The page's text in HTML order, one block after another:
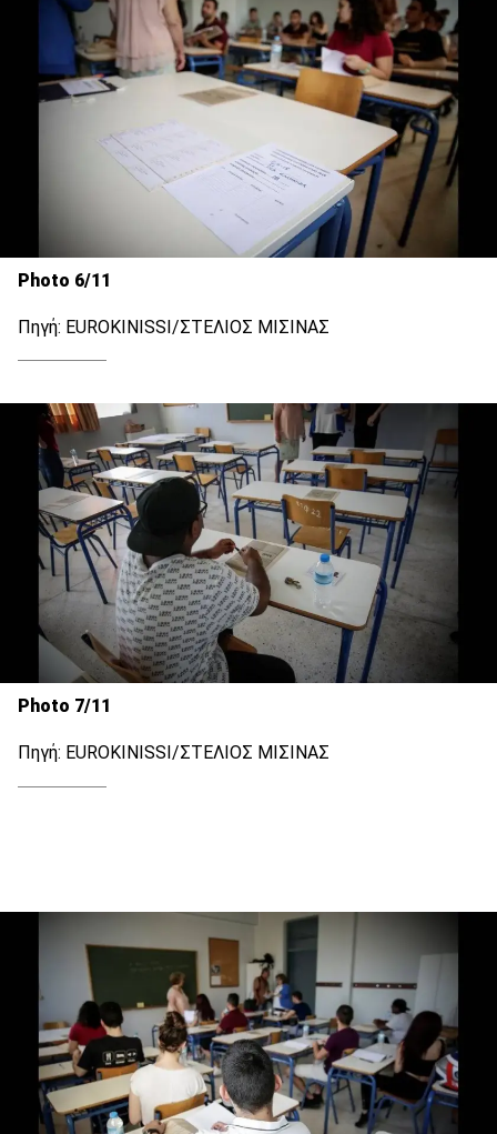
Photo 6/11
Πηγή: EUROKINISSI/ΣΤΕΛΙΟΣ ΜΙΣΙΝΑΣ
Photo 7/11
Πηγή: EUROKINISSI/ΣΤΕΛΙΟΣ ΜΙΣΙΝΑΣ